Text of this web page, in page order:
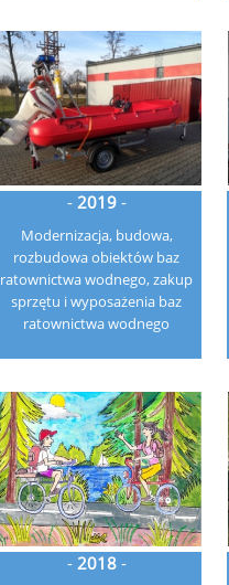
- 2019 -
Modernizacja, budowa,
rozbudowa obiektów baz
ratownictwa wodnego, zakup
sprzętu i wyposażenia baz
ratownictwa wodnego
- 2018 -